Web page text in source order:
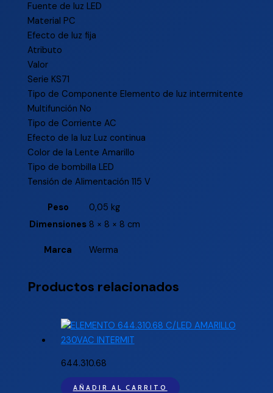
Fuente de luz LED
Material PC
Efecto de luz fija
Atributo
Valor
Serie KS71
Tipo de Componente Elemento de luz intermitente
Multifunción No
Tipo de Corriente AC
Efecto de la luz Luz continua
Color de la Lente Amarillo
Tipo de bombilla LED
Tensión de Alimentación 115 V
Peso
0,05 kg
Dimensiones 8 × 8 × 8 cm
Marca Werma
Productos relacionados
644.310.68
AÑADIR AL CARRITO